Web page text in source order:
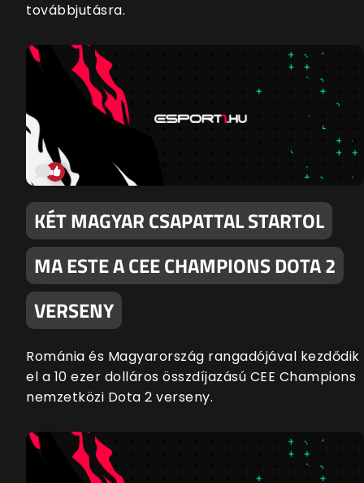
továbbjutásra.
KÉT MAGYAR CSAPATTAL STARTOL
MA ESTE A CEE CHAMPIONS DOTA 2
VERSENY
Románia és Magyarország rangadójával kezdődik
el a 10 ezer dolláros összdíjazású CEE Champions
nemzetközi Dota 2 verseny.